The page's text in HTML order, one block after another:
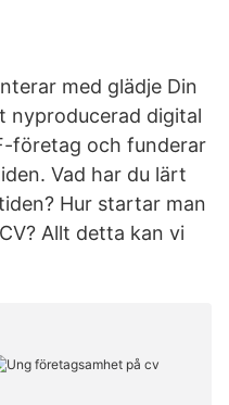
med glädje Din
nyproducerad digital
företag och funderar
Vad har du lärt
Hur startar man
Allt detta kan vi